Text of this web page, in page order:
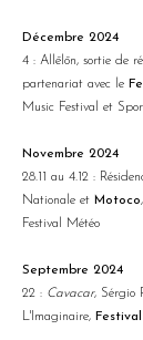
Décembre 2024
4 : Allēlōn, sortie de
partenariat avec le
Music Festival et
Novembre 2024
28.11 au 4.12 :
Nationale et Motoco
Festival Météo
Septembre 2024
22 : Cavacar, Sérgio
L'Imaginaire,